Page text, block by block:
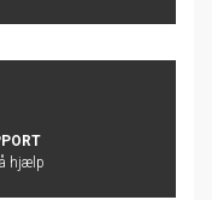
hjælp